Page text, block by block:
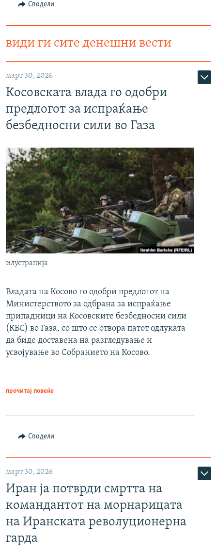
Сподели
види ги сите денешни вести
март 30, 2026
Косовската влада го одобри
предлогот за испраќање
безбедносни сили во Газа
илустрација
Владата на Косово го одобри предлогот на
Министерството за одбрана за испраќање
припадници на Косовските безбедносни сили
(КБС) во Газа, со што се отвора патот одлуката
да биде доставена на разгледување и
усвојување во Собранието на Косово.
прочитај повеќе
Сподели
март 30, 2026
Иран ја потврди смртта на
командантот на морнарицата
на Иранската револуционерна
гарда